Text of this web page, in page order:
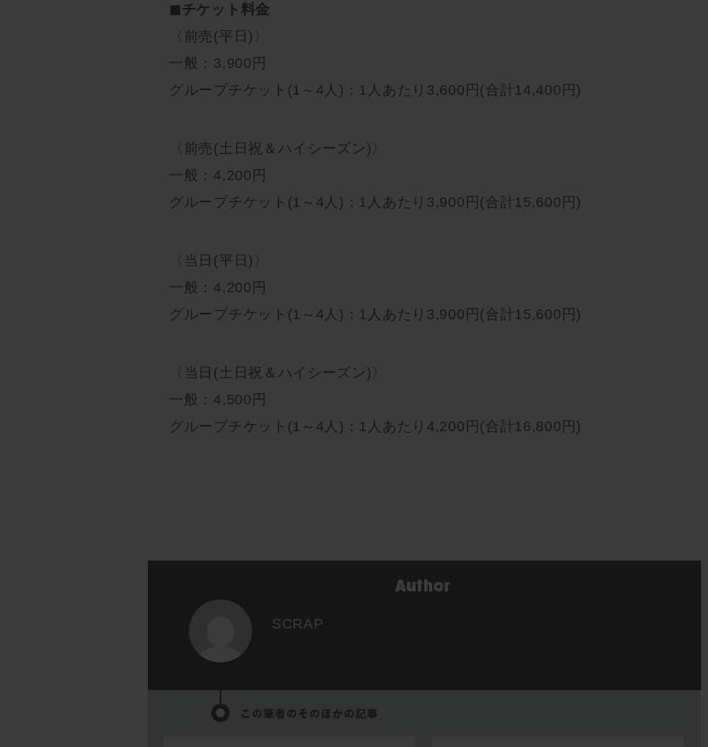
◼︎チケット料金
〈前売(平日)〉
一般：3,900円
グループチケット(1～4人)：1人あたり3,600円(合計14,400円)
〈前売(土日祝＆ハイシーズン)〉
一般：4,200円
グループチケット(1～4人)：1人あたり3,900円(合計15,600円)
〈当日(平日)〉
一般：4,200円
グループチケット(1～4人)：1人あたり3,900円(合計15,600円)
〈当日(土日祝＆ハイシーズン)〉
一般：4,500円
グループチケット(1～4人)：1人あたり4,200円(合計16,800円)
SCRAP